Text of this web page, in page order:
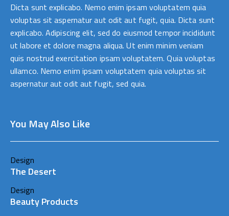
Dicta sunt explicabo. Nemo enim ipsam voluptatem quia
voluptas sit aspernatur aut odit aut fugit, quia. Dicta sunt
explicabo. Adipiscing elit, sed do eiusmod tempor incididunt
ut labore et dolore magna aliqua. Ut enim minim veniam
quis nostrud exercitation ipsam voluptatem. Quia voluptas
ullamco. Nemo enim ipsam voluptatem quia voluptas sit
aspernatur aut odit aut fugit, sed quia.
You May Also Like
Design
The Desert
Design
Beauty Products